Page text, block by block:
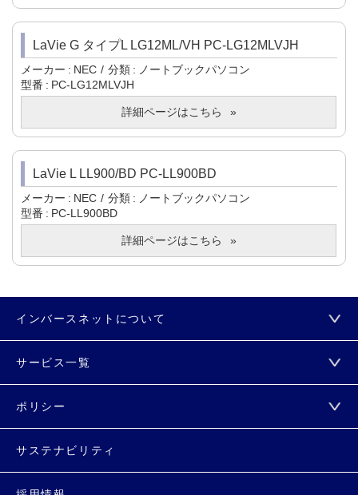
LaVie G タイプL LG12ML/VH PC-LG12MLVJH
メーカー NEC 分類
ノートブックパソコン
型番
PC-LG12MLVJH
詳細ページはこちら
LaVie L LL900/BD PC-LL900BD
メーカー NEC 分類
ノートブックパソコン
型番
PC-LL900BD
詳細ページはこちら
インバースネットについて
サービス一覧
ポリシー
サステナビリティ